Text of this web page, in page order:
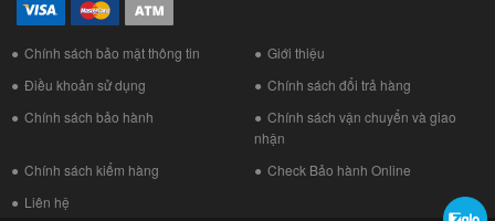
Chính sách bảo mật thông tin
Giới thiệu
Điều khoản sử dụng
Chính sách đổi trả hàng
Chính sách bảo hành
Chính sách vận chuyển và giao
nhận
Chính sách kiểm hàng
Check Bảo hành Online
Liên hệ